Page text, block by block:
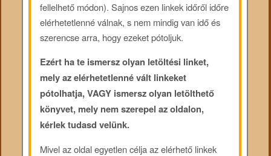
fellelhető módon). Sajnos ezen linkek időről időre
elérhetetlenné válnak, s nem mindig van idő és
szerencse arra, hogy ezeket pótoljuk.
Ezért ha te ismersz olyan letöltési linket,
mely az elérhetetlenné vált linkeket
pótolhatja, VAGY ismersz olyan letölthető
könyvet, mely nem szerepel az oldalon,
kérlek tudasd velünk.
Mivel az oldal egyetlen célja az elérhető linkek